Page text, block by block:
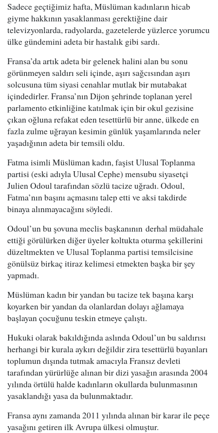
Sadece geçtiğimiz hafta, Müslüman kadınların hicab
giyme hakkının yasaklanması gerektiğine dair
televizyonlarda, radyolarda, gazetelerde yüzlerce yorumcu
ülke gündemini adeta bir hastalık gibi sardı.
Fransa’da artık adeta bir gelenek halini alan bu sonu
görünmeyen saldırı seli içinde, aşırı sağcısından aşırı
solcusuna tüm siyasi cenahlar mutlak bir mutabakat
içindedirler. Fransa’nın Dijon şehrinde toplanan yerel
parlamento etkinliğine katılmak için bir okul gezisine
çıkan oğluna refakat eden tesettürlü bir anne, ülkede en
fazla zulme uğrayan kesimin günlük yaşamlarında neler
yaşadığının adeta bir temsili oldu.
Fatma isimli Müslüman kadın, faşist Ulusal Toplanma
partisi (eski adıyla Ulusal Cephe) mensubu siyasetçi
Julien Odoul tarafından sözlü tacize uğradı. Odoul,
Fatma’nın başını açmasını talep etti ve aksi takdirde
binaya alınmayacağını söyledi.
Odoul’un bu şovuna meclis başkanının derhal müdahale
ettiği görülürken diğer üyeler koltukta oturma şekillerini
düzeltmekten ve Ulusal Toplanma partisi temsilcisine
gönülsüz birkaç itiraz kelimesi etmekten başka bir şey
yapmadı.
Müslüman kadın bir yandan bu tacize tek başına karşı
koyarken bir yandan da olanlardan dolayı ağlamaya
başlayan çocuğunu teskin etmeye çalıştı.
Hukuki olarak bakıldığında aslında Odoul’un bu saldırısı
herhangi bir kurala aykırı değildir zira tesettürlü bayanları
toplumun dışında tutmak amacıyla Fransız devleti
tarafından yürürlüğe alınan bir dizi yasağın arasında 2004
yılında örtülü halde kadınların okullarda bulunmasının
yasaklandığı yasa da bulunmaktadır.
Fransa aynı zamanda 2011 yılında alınan bir karar ile peçe
yasağını getiren ilk Avrupa ülkesi olmuştur.